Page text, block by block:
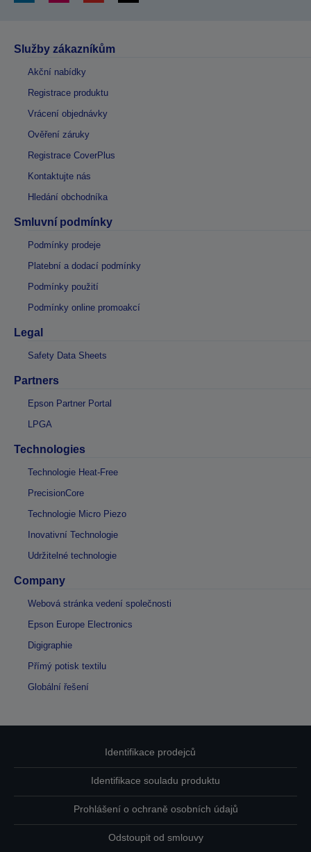
Služby zákazníkům
Akční nabídky
Registrace produktu
Vrácení objednávky
Ověření záruky
Registrace CoverPlus
Kontaktujte nás
Hledání obchodníka
Smluvní podmínky
Podmínky prodeje
Platební a dodací podmínky
Podmínky použití
Podmínky online promoakcí
Legal
Safety Data Sheets
Partners
Epson Partner Portal
LPGA
Technologies
Technologie Heat-Free
PrecisionCore
Technologie Micro Piezo
Inovativní Technologie
Udržitelné technologie
Company
Webová stránka vedení společnosti
Epson Europe Electronics
Digigraphie
Přímý potisk textilu
Globální řešení
Identifikace prodejců
Identifikace souladu produktu
Prohlášení o ochraně osobních údajů
Odstoupit od smlouvy